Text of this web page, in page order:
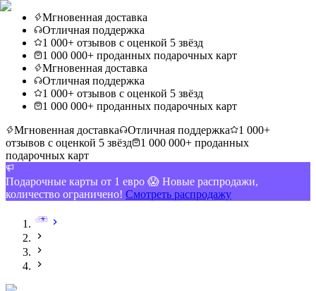
Мгновенная доставка
Отличная поддержка
1 000+ отзывов с оценкой 5 звёзд
1 000 000+ проданных подарочных карт
Мгновенная доставка
Отличная поддержка
1 000+ отзывов с оценкой 5 звёзд
1 000 000+ проданных подарочных карт
Мгновенная доставка
Отличная поддержка
1 000+
отзывов с оценкой 5 звёзд
1 000 000+ проданных
подарочных карт
Подарочные карты от 1 евро 😱 Новые распродажи,
количество ограничено! Смотреть распродажу